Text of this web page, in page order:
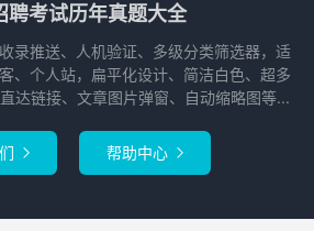
聘考试历年真题大全
录推送、人机验证、多级分类筛选器，适
、个人站，扁平化设计、简洁白色、超多
达链接、文章图片弹窗、自动缩略图等...
 帮助中心 